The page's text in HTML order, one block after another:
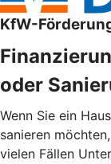
KfW-
oder
Wenn Sie ein
sanieren
vielen Fällen